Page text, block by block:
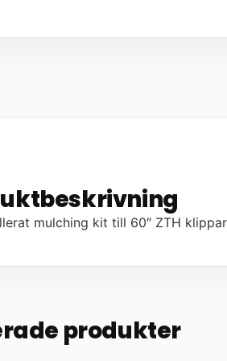
mulching kit till 60″ ZTH
produkter